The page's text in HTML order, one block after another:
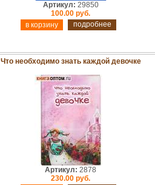
Артикул: 29850
100.00 руб.
подробнее
Что необходимо знать каждой девочке
Артикул: 2878
230.00 руб.